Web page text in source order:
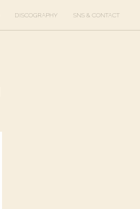
DISCOGRAPHY SNS & CONTACT